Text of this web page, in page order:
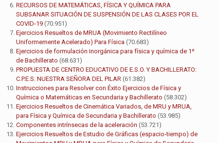
RECURSOS DE MATEMÁTICAS, FÍSICA Y QUÍMICA PARA
SUBSANAR SITUACIÓN DE SUSPENSIÓN DE LAS CLASES POR EL
COVID-19 (70.951)
Ejercicios Resueltos de MRUA (Movimiento Rectilíneo
Uniformemente Acelerado) Para Física (70.683)
Ejercicios de formulación inorgánica para física y química de 1º
de Bachillerato (68.631)
PROPUESTA DE CENTRO EDUCATIVO DE E.S.O. Y BACHILLERATO:
C.P.E.S. NUESTRA SEÑORA DEL PILAR (61.382)
Instrucciones para Resolver con Éxito Ejercicios de Física y
Química o Matemáticas en Secundaria y Bachillerato (58.302)
Ejercicios Resueltos de Cinemática Variados, de MRU y MRUA,
para Física y Química de Secundaria y Bachillerato (53.985)
Componentes intrínsecas de la aceleración (53.721)
Ejercicios Resueltos de Estudio de Gráficas (espacio-tiempo) de